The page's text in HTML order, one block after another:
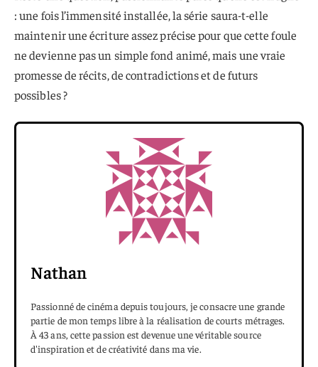
: une fois l’immensité installée, la série saura-t-elle
maintenir une écriture assez précise pour que cette foule
ne devienne pas un simple fond animé, mais une vraie
promesse de récits, de contradictions et de futurs
possibles ?
Nathan
Passionné de cinéma depuis toujours, je consacre une grande
partie de mon temps libre à la réalisation de courts métrages.
À 43 ans, cette passion est devenue une véritable source
d'inspiration et de créativité dans ma vie.